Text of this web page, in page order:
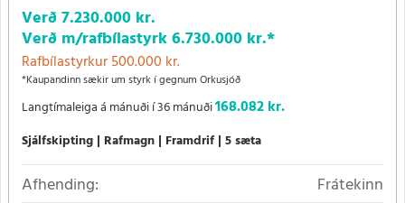
Verð7.230.000 kr.
Verð m/rafbílastyrk6.730.000 kr.*
Rafbílastyrkur 500.000 kr.
*Kaupandinn sækir um styrk í gegnum Orkusjóð
Langtímaleiga á mánuði í 36 mánuði168.082 kr.
Sjálfskipting Rafmagn Framdrif 5 sæta
Afhending:
Frátekinn